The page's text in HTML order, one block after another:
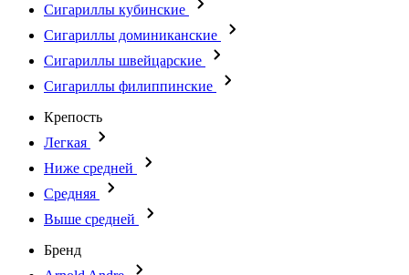
Сигариллы кубинские
Сигариллы доминиканские
Сигариллы швейцарские
Сигариллы филиппинские
Крепость
Легкая
Ниже средней
Средняя
Выше средней
Бренд